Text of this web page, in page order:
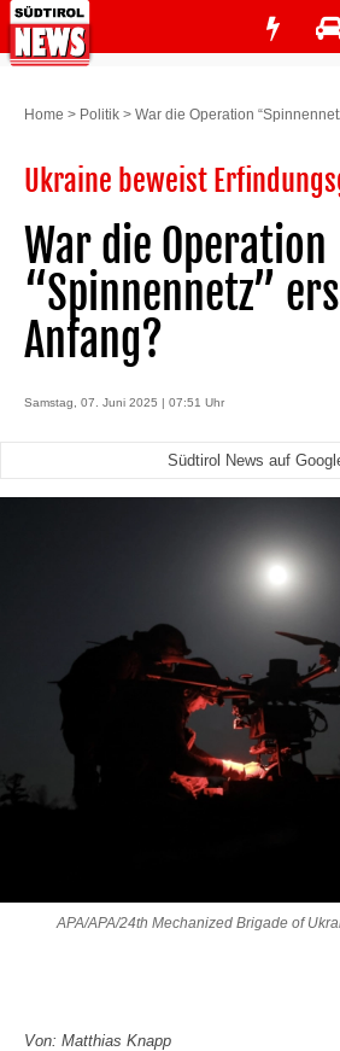
Home > Politik > War die Operation
Ukraine beweist
War die Operation
“Spinnennetz”
Anfang?
Samstag, 07. Juni 2025 | 07:51 Uhr
Südtirol News auf
APA/APA/24th Mechanized Brigade of
Von: Matthias Knapp